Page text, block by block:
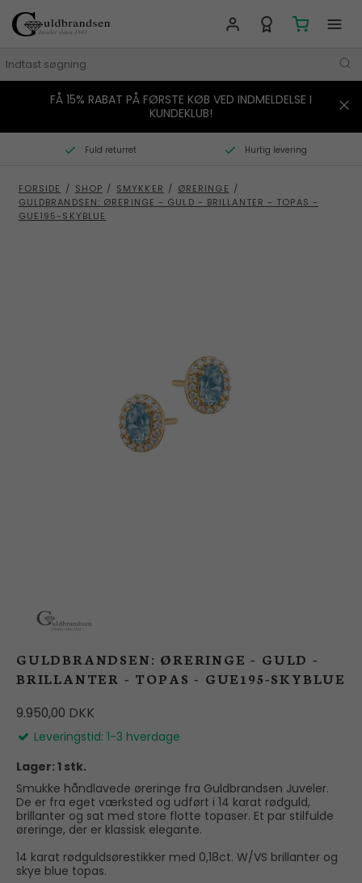
MÆRKER
SMYKKER
BOLIG
FÅ 15% RABAT PÅ FØRSTE KØB VED INDMELDELSE I
KUNDEKLUB!
Fuld returret Hurtig levering
FORSIDE / SHOP / SMYKKER / ØRERINGE /
GULDBRANDSEN: ØRERINGE - GULD - BRILLANTER - TOPAS -
GUE195-SKYBLUE
GULDBRANDSEN: ØRERINGE - GULD -
BRILLANTER - TOPAS - GUE195-SKYBLUE
9.950,00 DKK
Leveringstid: 1-3 hverdage
Lager: 1 stk.
Smukke håndlavede øreringe fra Guldbrandsen Juveler.
De er fra eget værksted og udført i 14 karat rødguld,
brillanter og sat med store flotte topaser. Et par stilfulde
øreringe, der er klassisk elegante.
14 karat rødguldsørestikker med 0,18ct. W/VS brillanter og
skye blue topas.